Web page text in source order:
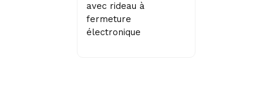
avec rideau à
fermeture
électronique